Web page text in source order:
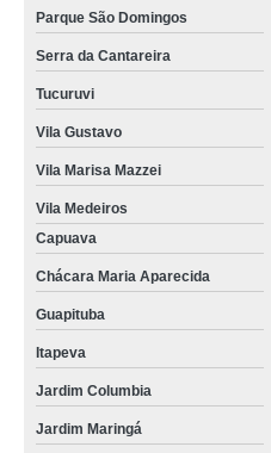
Parque São Domingos
Serra da Cantareira
Tucuruvi
Vila Gustavo
Vila Marisa Mazzei
Vila Medeiros
Capuava
Chácara Maria Aparecida
Guapituba
Itapeva
Jardim Columbia
Jardim Maringá